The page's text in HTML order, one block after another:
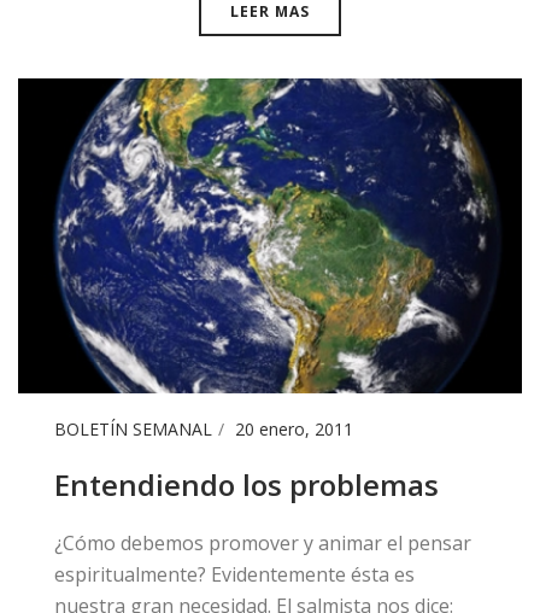
LEER MAS
BOLETÍN SEMANAL 20 enero, 2011
Entendiendo los problemas
​​¿Cómo debemos promover y animar el pensar
espiritualmente? Evidentemente ésta es
nuestra gran necesidad. El salmista nos dice: